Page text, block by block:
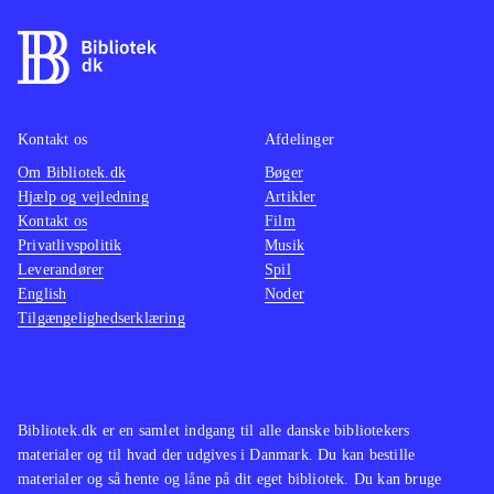
som søm i en dåse, og det suppleres
af en underlig malplaceret pompøs
man kan spille op til 4 sammen,
hvilket fungerer fint, og at spillet kan
spilles både med den almindelige
controller og med Playstation move
Spillet minder i både gameplay og
genre om Time crisis - razing storm,
der dog trods en tynd historie og
ikke får i Heavy fire - Afghanistan .
Måske kan spillet fungere som
Bibliotek.dk er en samlet indgang til alle danske bibliotekers
materialer og til hvad der udgives i Danmark. Du kan bestille
materialer og så hente og låne på dit eget bibliotek. Du kan bruge
Kontakt os
Om Bibliotek.dk
Hjælp og vejledning
Kontakt os
Privatlivspolitik
Leverandører
English
Tilgængelighedserklæring
Afdelinger
Bøger
Artikler
Film
Musik
Spil
Noder